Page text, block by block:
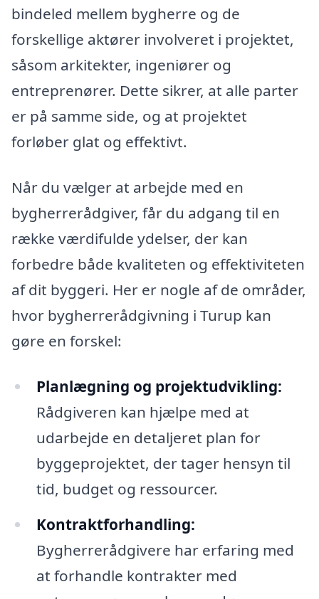
bindeled mellem bygherre og de
forskellige aktører involveret i projektet,
såsom arkitekter, ingeniører og
entreprenører. Dette sikrer, at alle parter
er på samme side, og at projektet
forløber glat og effektivt.
Når du vælger at arbejde med en
bygherrerådgiver, får du adgang til en
række værdifulde ydelser, der kan
forbedre både kvaliteten og effektiviteten
af dit byggeri. Her er nogle af de områder,
hvor bygherrerådgivning i Turup kan
gøre en forskel:
Planlægning og projektudvikling:
Rådgiveren kan hjælpe med at
udarbejde en detaljeret plan for
byggeprojektet, der tager hensyn til
tid, budget og ressourcer.
Kontraktforhandling:
Bygherrerådgivere har erfaring med
at forhandle kontrakter med